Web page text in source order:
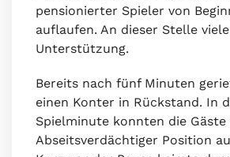
pensionierter Spieler von
auflaufen. An dieser Stelle
Unterstützung.
Bereits nach fünf Minuten
einen Konter in Rückstand. In
Spielminute konnten die Gäste
Abseitsverdächtiger Position